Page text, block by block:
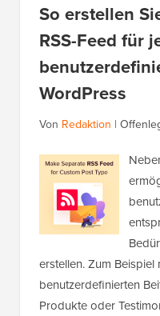
So erstellen
RSS-Feed für
WordPress
Von Redaktion |
erstellen. Zum
benutzerdefinierten
Produkte oder